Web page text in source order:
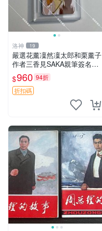
洛神 19
嚴選花薰凜然凜太郎和栗薰子
作者三香見SAKA親筆簽名
照，限量小卡尺寸約5.5x8.4c
m，附原裝卡磚。收藏家推
薦！僅此數量。 花薰凜然 和
$960 94折
折扣碼